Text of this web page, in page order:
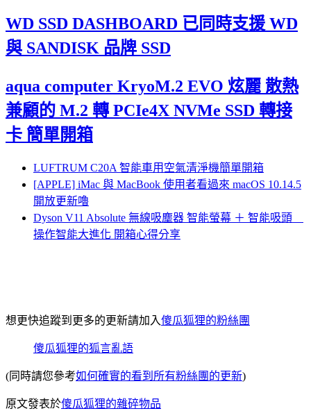
WD SSD DASHBOARD 已同時支援 WD
與 SANDISK 品牌 SSD
aqua computer KryoM.2 EVO 炫麗 散熱
兼顧的 M.2 轉 PCIe4X NVMe SSD 轉接
卡 簡單開箱
LUFTRUM C20A 智能車用空氣清淨機簡單開箱
[APPLE] iMac 與 MacBook 使用者看過來 macOS 10.14.5
開放更新嚕
Dyson V11 Absolute 無線吸塵器 智能螢幕 ＋ 智能吸頭
操作智能大進化 開箱心得分享
想更快追蹤到更多的更新請加入傻瓜狐狸的粉絲團
傻瓜狐狸的狐言亂語
(同時請您參考如何確實的看到所有粉絲團的更新)
原文發表於傻瓜狐狸的雜碎物品